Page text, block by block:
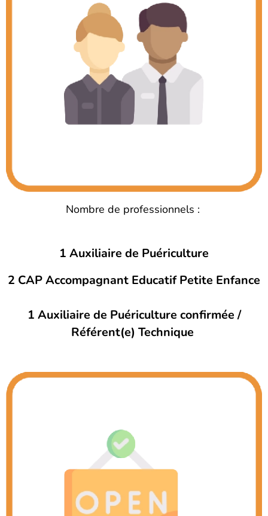
Nombre de professionnels :
1 Auxiliaire de Puériculture
2 CAP Accompagnant Educatif Petite Enfance
1 Auxiliaire de Puériculture confirmée /
Référent(e) Technique